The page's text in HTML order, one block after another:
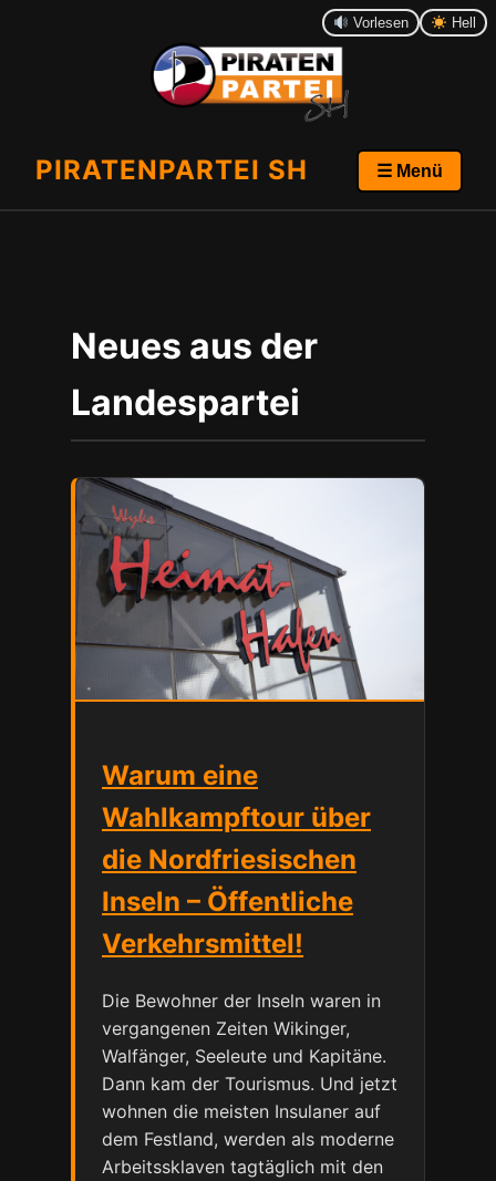
Vorlesen Hell
PIRATENPARTEI SH ☰ Menü
Neues aus der
Landespartei
Warum eine
Wahlkampftour über
die Nordfriesischen
Inseln – Öffentliche
Verkehrsmittel!
Die Bewohner der Inseln waren in
vergangenen Zeiten Wikinger,
Walfänger, Seeleute und Kapitäne.
Dann kam der Tourismus. Und jetzt
wohnen die meisten Insulaner auf
dem Festland, werden als moderne
Arbeitssklaven tagtäglich mit den